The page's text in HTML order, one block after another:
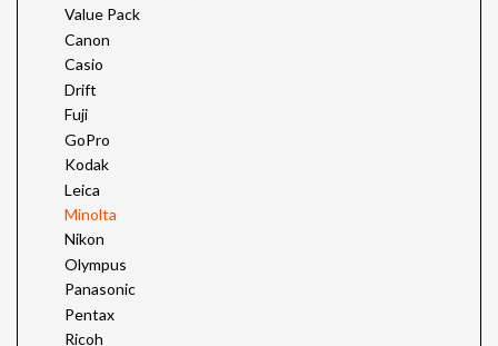
Value Pack
Canon
Casio
Drift
Fuji
GoPro
Kodak
Leica
Minolta
Nikon
Olympus
Panasonic
Pentax
Ricoh